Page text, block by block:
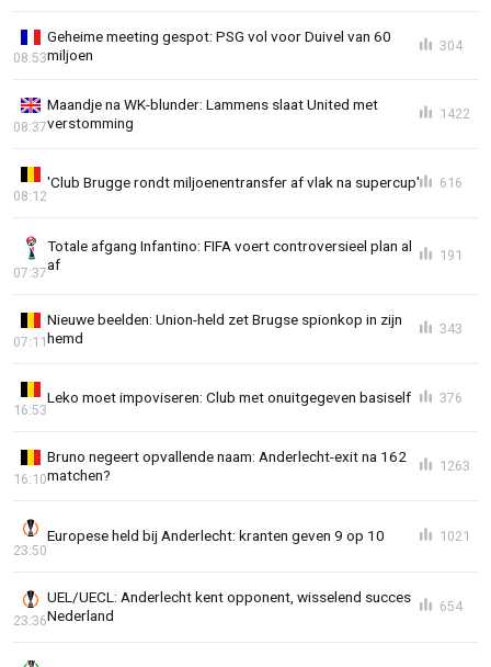
Geheime meeting gespot: PSG vol voor Duivel van 60
miljoen
08:53
304
Maandje na WK-blunder: Lammens slaat United met
verstomming
08:37
1422
'Club Brugge rondt miljoenentransfer af vlak na supercup'
08:12
616
Totale afgang Infantino: FIFA voert controversieel plan al
af
07:37
191
Nieuwe beelden: Union-held zet Brugse spionkop in zijn
hemd
07:11
343
Leko moet impoviseren: Club met onuitgegeven basiself
16:53
376
Bruno negeert opvallende naam: Anderlecht-exit na 162
matchen?
16:10
1263
Europese held bij Anderlecht: kranten geven 9 op 10
23:50
1021
UEL/UECL: Anderlecht kent opponent, wisselend succes
Nederland
23:36
654